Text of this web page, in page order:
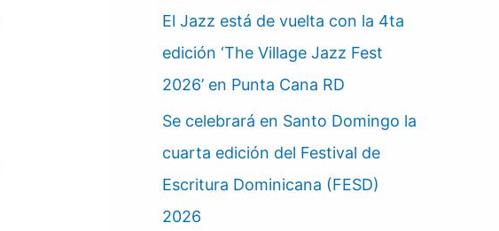
El Jazz está de vuelta con la 4ta
edición ‘The Village Jazz Fest
2026’ en Punta Cana RD
Se celebrará en Santo Domingo la
cuarta edición del Festival de
Escritura Dominicana (FESD)
2026